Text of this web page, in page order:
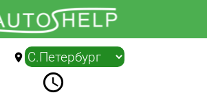
location_on ▼
query_builder